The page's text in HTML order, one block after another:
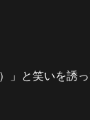
」と笑いを誘